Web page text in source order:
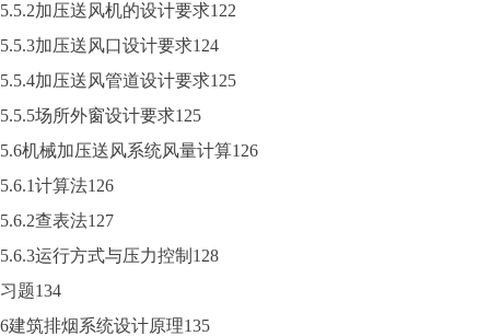
5.5.2加压送风机的设计要求122
5.5.3加压送风口设计要求124
5.5.4加压送风管道设计要求125
5.5.5场所外窗设计要求125
5.6机械加压送风系统风量计算126
5.6.1计算法126
5.6.2查表法127
5.6.3运行方式与压力控制128
习题134
6建筑排烟系统设计原理135